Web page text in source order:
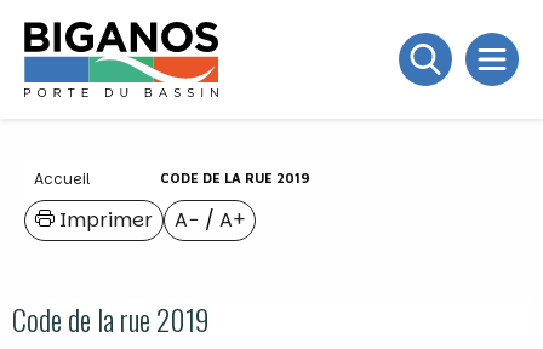
Accueil CODE DE LA RUE 2019
A− / A+
Imprimer
Code de la rue 2019